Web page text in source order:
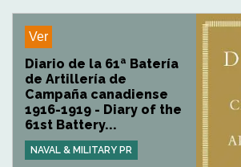
Ver
Diario de la 61ª Batería
de Artillería de
Campaña canadiense
1916-1919 - Diary of the
61st Battery...
NAVAL & MILITARY PR